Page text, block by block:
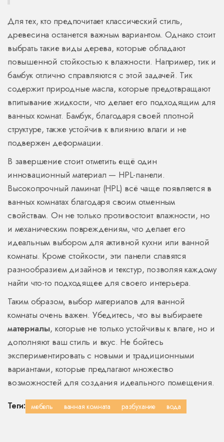
Для тех, кто предпочитает классический стиль,
древесина останется важным вариантом. Однако стоит
выбрать такие виды дерева, которые обладают
повышенной стойкостью к влажности. Например, тик и
бамбук отлично справляются с этой задачей. Тик
содержит природные масла, которые предотвращают
впитывание жидкости, что делает его подходящим для
ванных комнат. Бамбук, благодаря своей плотной
структуре, также устойчив к влиянию влаги и не
подвержен деформации.
В завершение стоит отметить ещё один
инновационный материал — HPL-панели.
Высокопрочный ламинат (HPL) всё чаще появляется в
ванных комнатах благодаря своим отменным
свойствам. Он не только противостоит влажности, но
и механическим повреждениям, что делает его
идеальным выбором для активной кухни или ванной
комнаты. Кроме стойкости, эти панели славятся
разнообразием дизайнов и текстур, позволяя каждому
найти что-то подходящее для своего интерьера.
Таким образом, выбор материалов для ванной
комнаты очень важен. Убедитесь, что вы выбираете
материалы, которые не только устойчивы к влаге, но и
дополняют ваш стиль и вкус. Не бойтесь
экспериментировать с новыми и традиционными
вариантами, которые предлагают множество
возможностей для создания идеального помещения.
Теги: мебель ванная комната разбухание вода